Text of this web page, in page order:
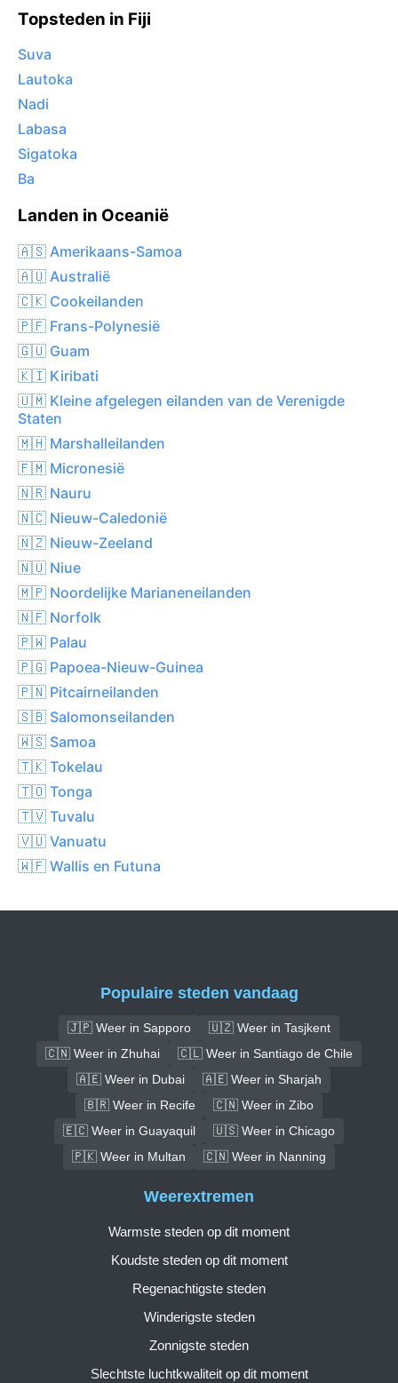
Topsteden in Fiji
Suva
Lautoka
Nadi
Labasa
Sigatoka
Ba
Landen in Oceanië
🇦🇸 Amerikaans-Samoa
🇦🇺 Australië
🇨🇰 Cookeilanden
🇵🇫 Frans-Polynesië
🇬🇺 Guam
🇰🇮 Kiribati
🇺🇲 Kleine afgelegen eilanden van de Verenigde
Staten
🇲🇭 Marshalleilanden
🇫🇲 Micronesië
🇳🇷 Nauru
🇳🇨 Nieuw-Caledonië
🇳🇿 Nieuw-Zeeland
🇳🇺 Niue
🇲🇵 Noordelijke Marianeneilanden
🇳🇫 Norfolk
🇵🇼 Palau
🇵🇬 Papoea-Nieuw-Guinea
🇵🇳 Pitcairneilanden
🇸🇧 Salomonseilanden
🇼🇸 Samoa
🇹🇰 Tokelau
🇹🇴 Tonga
🇹🇻 Tuvalu
🇻🇺 Vanuatu
🇼🇫 Wallis en Futuna
Populaire steden vandaag
🇯🇵 Weer in Sapporo
🇺🇿 Weer in Tasjkent
🇨🇳 Weer in Zhuhai
🇨🇱 Weer in Santiago de Chile
🇦🇪 Weer in Dubai
🇦🇪 Weer in Sharjah
🇧🇷 Weer in Recife
🇨🇳 Weer in Zibo
🇪🇨 Weer in Guayaquil
🇺🇸 Weer in Chicago
🇵🇰 Weer in Multan
🇨🇳 Weer in Nanning
Weerextremen
Warmste steden op dit moment
Koudste steden op dit moment
Regenachtigste steden
Winderigste steden
Zonnigste steden
Slechtste luchtkwaliteit op dit moment